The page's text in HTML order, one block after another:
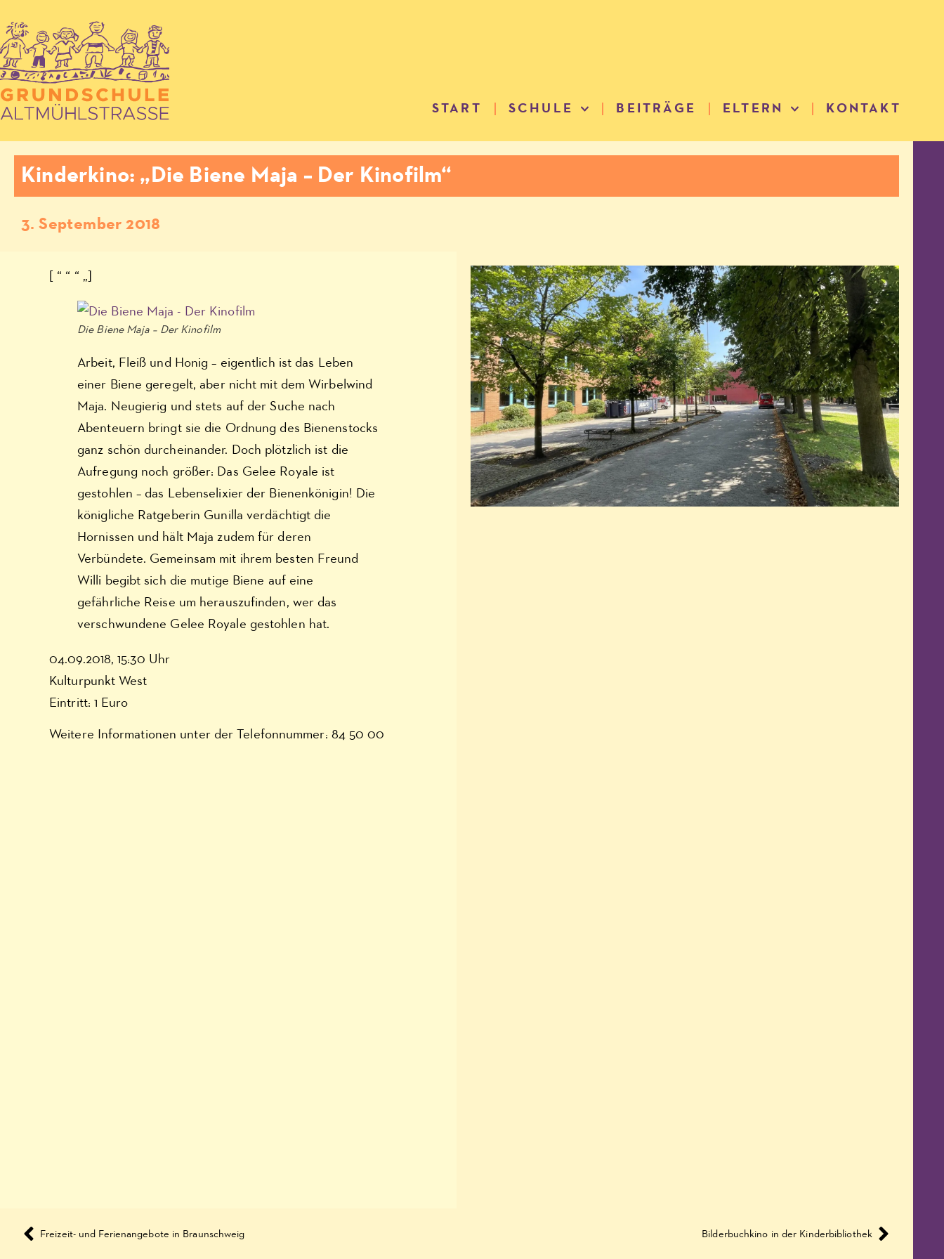
START SCHULE BEITRÄGE ELTERN KONTAKT
Kinderkino: „Die Biene Maja – Der Kinofilm“
3. September 2018
[ “ “ “ „]
Die Biene Maja – Der Kinofilm
Arbeit, Fleiß und Honig – eigentlich ist das Leben
einer Biene geregelt, aber nicht mit dem Wirbelwind
Maja. Neugierig und stets auf der Suche nach
Abenteuern bringt sie die Ordnung des Bienenstocks
ganz schön durcheinander. Doch plötzlich ist die
Aufregung noch größer: Das Gelee Royale ist
gestohlen – das Lebenselixier der Bienenkönigin! Die
königliche Ratgeberin Gunilla verdächtigt die
Hornissen und hält Maja zudem für deren
Verbündete. Gemeinsam mit ihrem besten Freund
Willi begibt sich die mutige Biene auf eine
gefährliche Reise um herauszufinden, wer das
verschwundene Gelee Royale gestohlen hat.
04.09.2018, 15:30 Uhr
Kulturpunkt West
Eintritt: 1 Euro
Weitere Informationen unter der Telefonnummer: 84 50 00
Freizeit- und Ferienangebote in Braunschweig Bilderbuchkino in der Kinderbibliothek